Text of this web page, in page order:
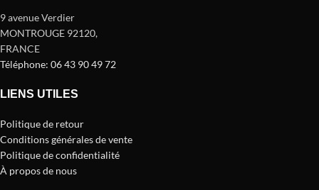
9 avenue Verdier
MONTROUGE 92120,
FRANCE
Téléphone: 06 43 90 49 72
LIENS UTILES
Politique de retour
Conditions générales de vente
Politique de confidentialité
À propos de nous